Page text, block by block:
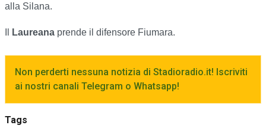
alla Silana.
Laureana prende il difensore Fiumara.
Non perderti nessuna notizia di Stadioradio.it! Iscriviti
ai nostri canali Telegram o Whatsapp!
Tags